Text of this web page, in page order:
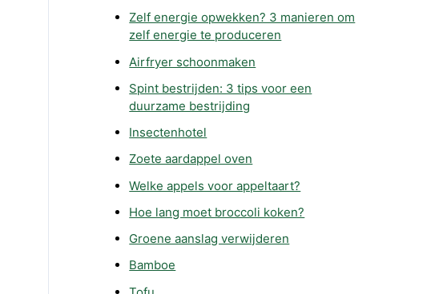
Zelf energie opwekken? 3 manieren om
zelf energie te produceren
Airfryer schoonmaken
Spint bestrijden: 3 tips voor een
duurzame bestrijding
Insectenhotel
Zoete aardappel oven
Welke appels voor appeltaart?
Hoe lang moet broccoli koken?
Groene aanslag verwijderen
Bamboe